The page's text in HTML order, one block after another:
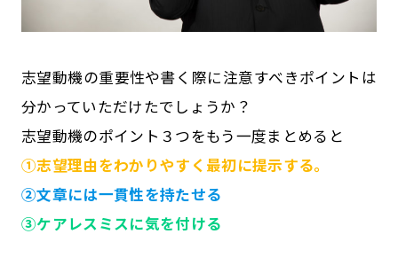
志望動機の重要性や書く際に注意すべきポイントは
分かっていただけたでしょうか？
志望動機のポイント３つをもう一度まとめると
➀志望理由をわかりやすく最初に提示する。
➁文章には一貫性を持たせる
➂ケアレスミスに気を付ける